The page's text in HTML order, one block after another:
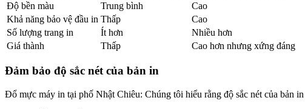
Độ bền màu
Trung bình
Cao
Khả năng bảo vệ đầu in Thấp
Cao
Số lượng trang in
Ít hơn
Nhiều hơn
Giá thành
Thấp Cao hơn nhưng xứng đáng
Đảm bảo độ sắc nét của bản in
Đổ mực máy in tại phố Nhật Chiêu: Chúng tôi hiểu rằng độ sắc nét của bản